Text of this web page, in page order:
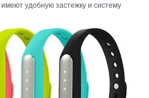
удобную застежку и систему